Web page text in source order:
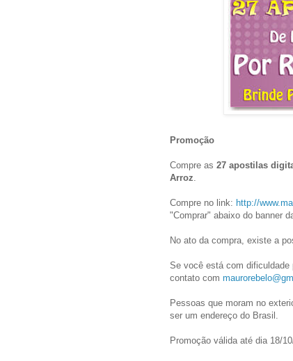
Promoção
Compre as 27 apostilas
Arroz
Compre no link: http://
"Comprar" abaixo do banner
No ato da compra, existe a
Se você está com dificuldade
contato com
Pessoas que moram no
ser um endereço do Brasil.
Promoção válida até dia 18/